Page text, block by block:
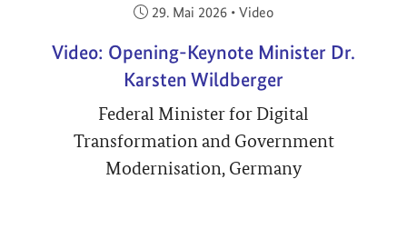
Veröffentlicht am:
29. Mai 2026 • Video
Video: Opening-Keynote Minister Dr.
Karsten Wildberger
Federal Minister for Digital
Transformation and Government
Modernisation, Germany